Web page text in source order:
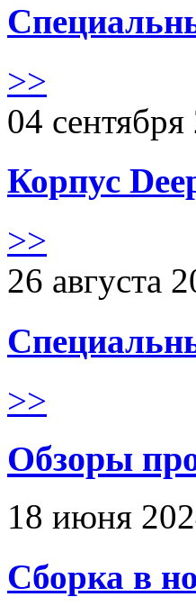
>>
04
Корпус
>>
26 августа
>>
Обзоры
18 июня
Сборка в